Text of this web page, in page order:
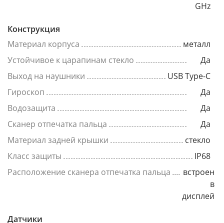
GHz
Конструкция
Материал корпуса
металл
Устойчивое к царапинам стекло
Да
Выход на наушники
USB Type-C
Гироскоп
Да
Водозащита
Да
Сканер отпечатка пальца
Да
Материал задней крышки
стекло
Класс защиты
IP68
Расположение сканера отпечатка пальца
встроен
в
дисплей
Датчики